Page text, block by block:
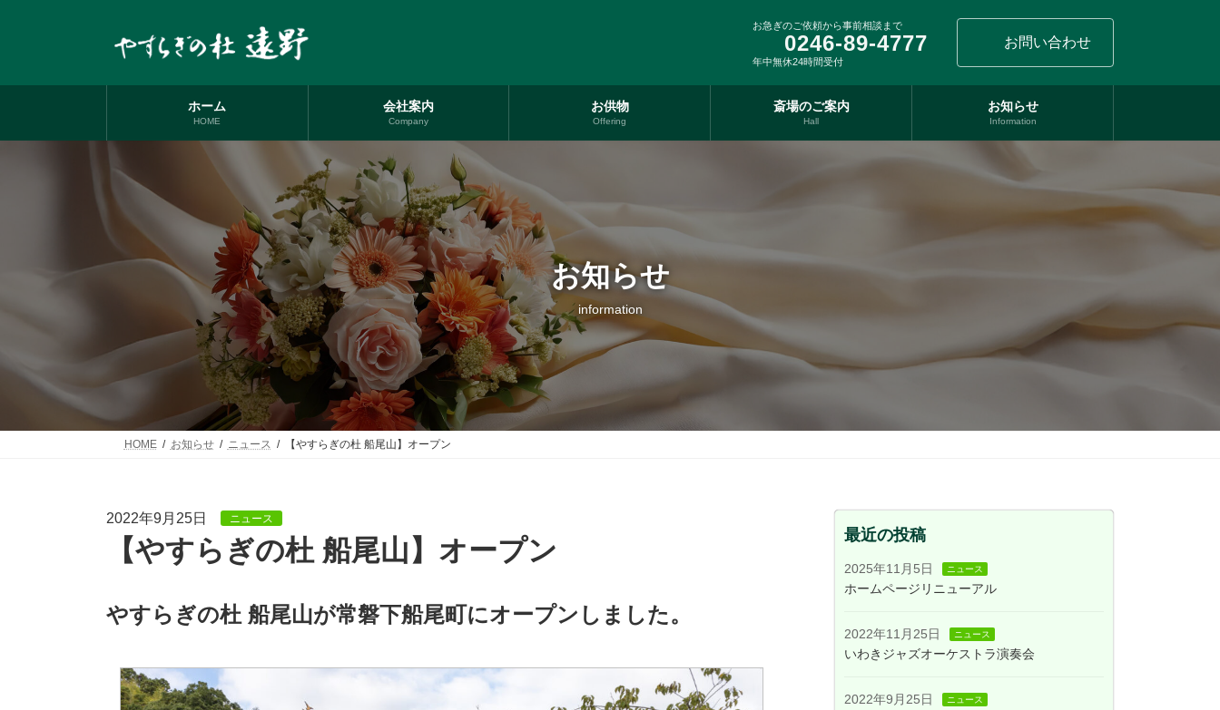
ツ
キ
シ
に
お急ぎのご依頼から事前相談まで
0246-89-4777
年中無休24時間受付
お問い合わせ
ホーム
HOME
会社案内
Company
お供物
Offering
斎場のご案内
Hall
お知らせ
Information
お知らせ
information
HOME お知らせ ニュース 【やすらぎの杜 船尾山】オープン
2022年9月25日 ニュース
【やすらぎの杜 船尾山】オープン
やすらぎの杜 船尾山が常磐下船尾町にオープンしました。
最近の投稿
2025年11月5日 ニュース
ホームページリニューアル
2022年11月25日 ニュース
いわきジャズオーケストラ演奏会
2022年9月25日 ニュース